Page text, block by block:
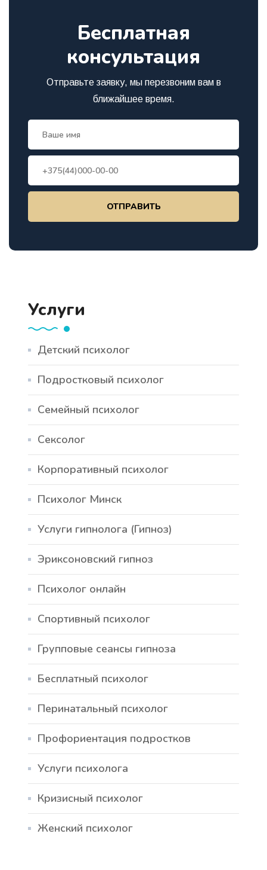
Бесплатная
консультация
Отправьте заявку, мы перезвоним вам в
ближайшее время.
ОТПРАВИТЬ
Услуги
Детский психолог
Подростковый психолог
Семейный психолог
Сексолог
Корпоративный психолог
Психолог Минск
Услуги гипнолога (Гипноз)
Эриксоновский гипноз
Психолог онлайн
Спортивный психолог
Групповые сеансы гипноза
Бесплатный психолог
Перинатальный психолог
Профориентация подростков
Услуги психолога
Кризисный психолог
Женский психолог